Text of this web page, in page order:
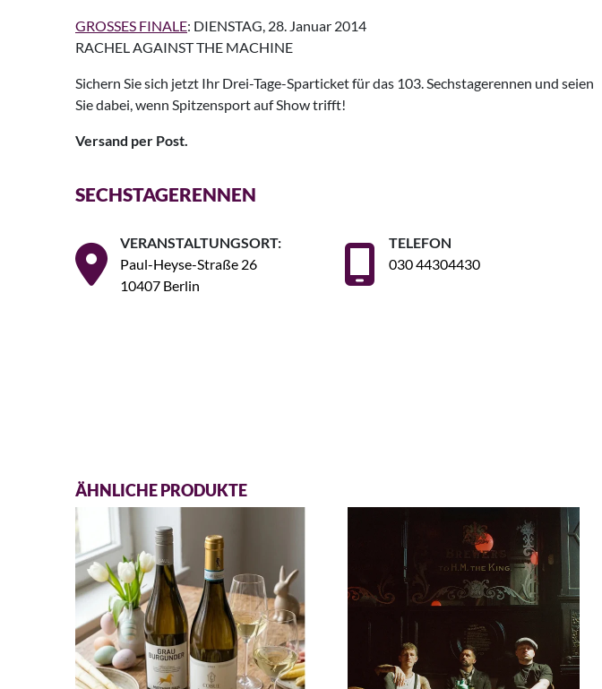
GROSSES FINALE: DIENSTAG, 28. Januar 2014
RACHEL AGAINST THE MACHINE
Sichern Sie sich jetzt Ihr Drei-Tage-Sparticket für das 103. Sechstagerennen und seien
Sie dabei, wenn Spitzensport auf Show trifft!
Versand per Post.
SECHSTAGERENNEN
VERANSTALTUNGSORT:
Paul-Heyse-Straße 26
10407 Berlin
TELEFON
030 44304430
ÄHNLICHE PRODUKTE